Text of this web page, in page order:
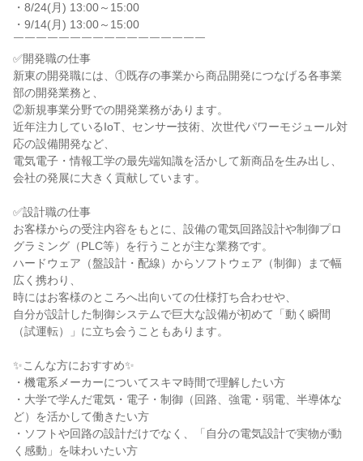
・8/24(月) 13:00～15:00
・9/14(月) 13:00～15:00
￣￣￣￣￣￣￣￣￣￣￣￣￣￣￣￣￣
✅開発職の仕事
新東の開発職には、①既存の事業から商品開発につなげる各事業
部の開発業務と、
②新規事業分野での開発業務があります。
近年注力しているIoT、センサー技術、次世代パワーモジュール対
応の設備開発など、
電気電子・情報工学の最先端知識を活かして新商品を生み出し、
会社の発展に大きく貢献しています。
✅設計職の仕事
お客様からの受注内容をもとに、設備の電気回路設計や制御プロ
グラミング（PLC等）を行うことが主な業務です。
ハードウェア（盤設計・配線）からソフトウェア（制御）まで幅
広く携わり、
時にはお客様のところへ出向いての仕様打ち合わせや、
自分が設計した制御システムで巨大な設備が初めて「動く瞬間
（試運転）」に立ち会うこともあります。
✨こんな方におすすめ✨
・機電系メーカーについてスキマ時間で理解したい方
・大学で学んだ電気・電子・制御（回路、強電・弱電、半導体な
ど）を活かして働きたい方
・ソフトや回路の設計だけでなく、「自分の電気設計で実物が動
く感動」を味わいたい方